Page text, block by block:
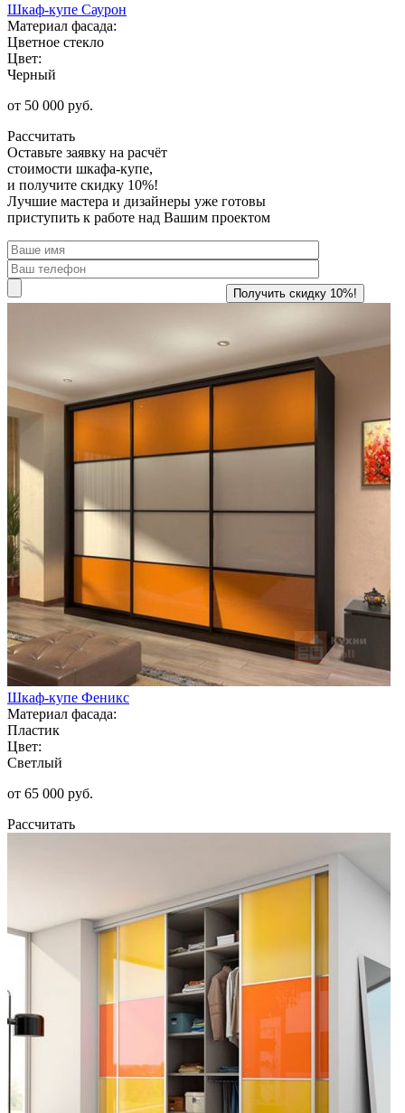
Шкаф-купе Саурон
Материал фасада:
Цветное стекло
Цвет:
Черный
от 50 000 руб.
Рассчитать
Оставьте заявку на расчёт
стоимости шкафа-купе,
и получите скидку 10%!
Лучшие мастера и дизайнеры уже готовы
приступить к работе над Вашим проектом
Шкаф-купе Феникс
Материал фасада:
Пластик
Цвет:
Светлый
от 65 000 руб.
Рассчитать